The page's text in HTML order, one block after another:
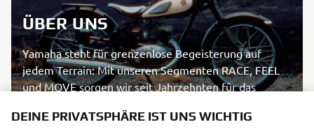
ÜBER UNS
Yamaha steht für grenzenlose Begeisterung auf
jedem Terrain: Mit unseren Segmenten RACE, FEEL
und MOVE sorgen wir seit Jahrzehnten für das
entdecke die Welt von Yamaha.
DEINE PRIVATSPHÄRE IST UNS WICHTIG